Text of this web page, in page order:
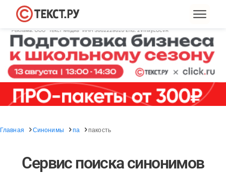
Главная Синонимы па пакость
Сервис поиска синонимов